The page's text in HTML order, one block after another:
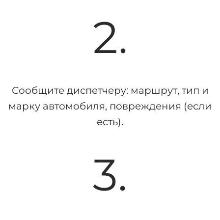
2.
Сообщите диспетчеру: маршрут, тип и
марку автомобиля, повреждения (если
есть).
3.